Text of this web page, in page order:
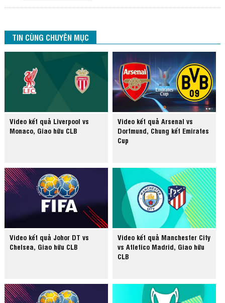
TIN CÙNG CHUYÊN MỤC
Video kết quả Liverpool vs
Monaco, Giao hữu CLB
Video kết quả Arsenal vs
Dortmund, Chung kết Emirates
Cup
Video kết quả Johor DT vs
Chelsea, Giao hữu CLB
Video kết quả Manchester City
vs Atletico Madrid, Giao hữu
CLB